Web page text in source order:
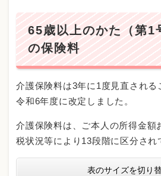
65歳以上のかた（第1
の保険料
介護保険料は3年に1度見直される
令和6年度に改定しました。
介護保険料は、ご本人の所得金額
税状況等により13段階に区分され
表のサイズを切り